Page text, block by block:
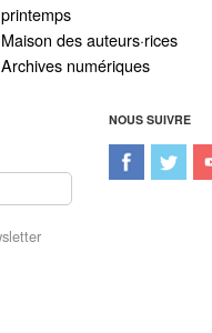
printemps
Maison des auteurs·rices
Archives numériques
NOUS SUIVRE